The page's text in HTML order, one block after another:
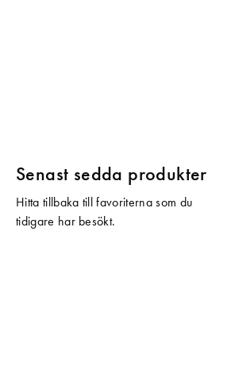
Senast sedda produkter
Hitta tillbaka till favoriterna som du
tidigare har besökt.